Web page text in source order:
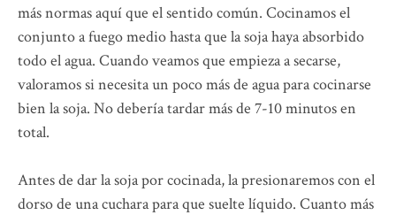
más normas aquí que el sentido común. Cocinamos el
conjunto a fuego medio hasta que la soja haya absorbido
todo el agua. Cuando veamos que empieza a secarse,
valoramos si necesita un poco más de agua para cocinarse
bien la soja. No debería tardar más de 7-10 minutos en
total.
Antes de dar la soja por cocinada, la presionaremos con el
dorso de una cuchara para que suelte líquido. Cuanto más